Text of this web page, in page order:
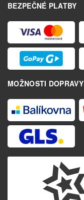
BEZPEČNÉ PLATBY
MOŽNOSTI DOPRAVY